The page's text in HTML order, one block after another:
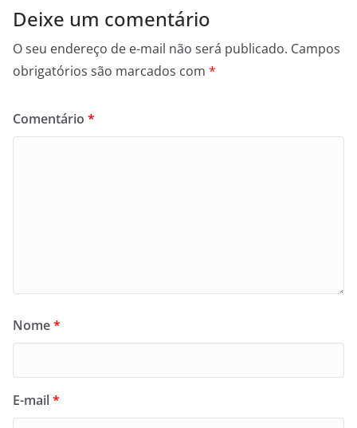
Deixe um comentário
O seu endereço de e-mail não será publicado. Campos
obrigatórios são marcados com *
Comentário *
Nome*
E-mail*